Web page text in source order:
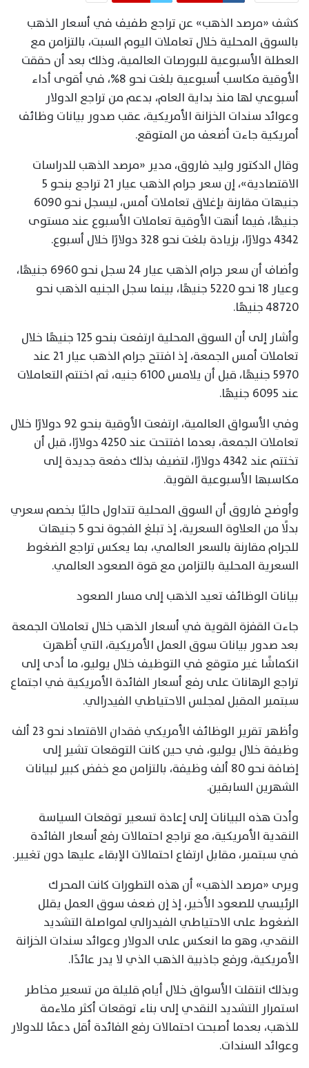
كشف «مرصد الذهب» عن تراجع طفيف في أسعار الذهب
بالسوق المحلية خلال تعاملات اليوم السبت، بالتزامن مع
العطلة الأسبوعية للبورصات العالمية، وذلك بعد أن حققت
الأوقية مكاسب أسبوعية بلغت نحو 8%، في أقوى أداء
أسبوعي لها منذ بداية العام، بدعم من تراجع الدولار
وعوائد سندات الخزانة الأمريكية، عقب صدور بيانات وظائف
أمريكية جاءت أضعف من المتوقع.
وقال الدكتور وليد فاروق، مدير «مرصد الذهب للدراسات
الاقتصادية»، إن سعر جرام الذهب عيار 21 تراجع بنحو 5
جنيهات مقارنة بإغلاق تعاملات أمس، ليسجل نحو 6090
جنيهًا، فيما أنهت الأوقية تعاملات الأسبوع عند مستوى
4342 دولارًا، بزيادة بلغت نحو 328 دولارًا خلال أسبوع.
وأضاف أن سعر جرام الذهب عيار 24 سجل نحو 6960 جنيهًا،
وعيار 18 نحو 5220 جنيهًا، بينما سجل الجنيه الذهب نحو
48720 جنيهًا.
وأشار إلى أن السوق المحلية ارتفعت بنحو 125 جنيهًا خلال
تعاملات أمس الجمعة، إذ افتتح جرام الذهب عيار 21 عند
5970 جنيهًا، قبل أن يلامس 6100 جنيه، ثم اختتم التعاملات
عند 6095 جنيهًا.
وفي الأسواق العالمية، ارتفعت الأوقية بنحو 92 دولارًا خلال
تعاملات الجمعة، بعدما افتتحت عند 4250 دولارًا، قبل أن
تختتم عند 4342 دولارًا، لتضيف بذلك دفعة جديدة إلى
مكاسبها الأسبوعية القوية.
وأوضح فاروق أن السوق المحلية تتداول حاليًا بخصم سعري
بدلًا من العلاوة السعرية، إذ تبلغ الفجوة نحو 5 جنيهات
للجرام مقارنة بالسعر العالمي، بما يعكس تراجع الضغوط
السعرية المحلية بالتزامن مع قوة الصعود العالمي.
بيانات الوظائف تعيد الذهب إلى مسار الصعود
جاءت القفزة القوية في أسعار الذهب خلال تعاملات الجمعة
بعد صدور بيانات سوق العمل الأمريكية، التي أظهرت
انكماشًا غير متوقع في التوظيف خلال يوليو، ما أدى إلى
تراجع الرهانات على رفع أسعار الفائدة الأمريكية في اجتماع
سبتمبر المقبل لمجلس الاحتياطي الفيدرالي.
وأظهر تقرير الوظائف الأمريكي فقدان الاقتصاد نحو 23 ألف
وظيفة خلال يوليو، في حين كانت التوقعات تشير إلى
إضافة نحو 80 ألف وظيفة، بالتزامن مع خفض كبير لبيانات
الشهرين السابقين.
وأدت هذه البيانات إلى إعادة تسعير توقعات السياسة
النقدية الأمريكية، مع تراجع احتمالات رفع أسعار الفائدة
في سبتمبر، مقابل ارتفاع احتمالات الإبقاء عليها دون تغيير.
ويرى «مرصد الذهب» أن هذه التطورات كانت المحرك
الرئيسي للصعود الأخير، إذ إن ضعف سوق العمل يقلل
الضغوط على الاحتياطي الفيدرالي لمواصلة التشديد
النقدي، وهو ما انعكس على الدولار وعوائد سندات الخزانة
الأمريكية، ورفع جاذبية الذهب الذي لا يدر عائدًا.
وبذلك انتقلت الأسواق خلال أيام قليلة من تسعير مخاطر
استمرار التشديد النقدي إلى بناء توقعات أكثر ملاءمة
للذهب، بعدما أصبحت احتمالات رفع الفائدة أقل دعمًا للدولار
وعوائد السندات.